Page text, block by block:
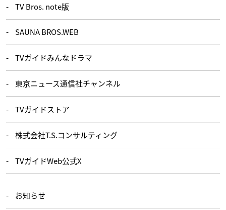
TV Bros. note版
SAUNA BROS.WEB
TVガイドみんなドラマ
東京ニュース通信社チャンネル
TVガイドストア
株式会社T.S.コンサルティング
TVガイドWeb公式X
お知らせ